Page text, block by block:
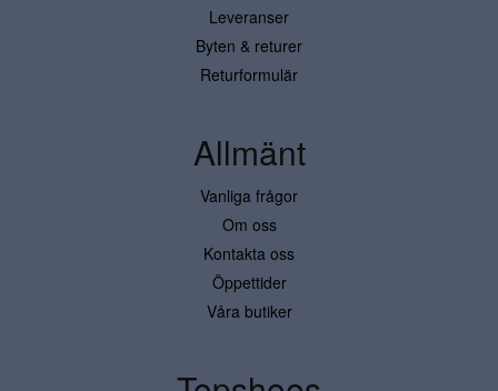
Leveranser
Byten & returer
Returformulär
Allmänt
Vanliga frågor
Om oss
Kontakta oss
Öppettider
Våra butiker